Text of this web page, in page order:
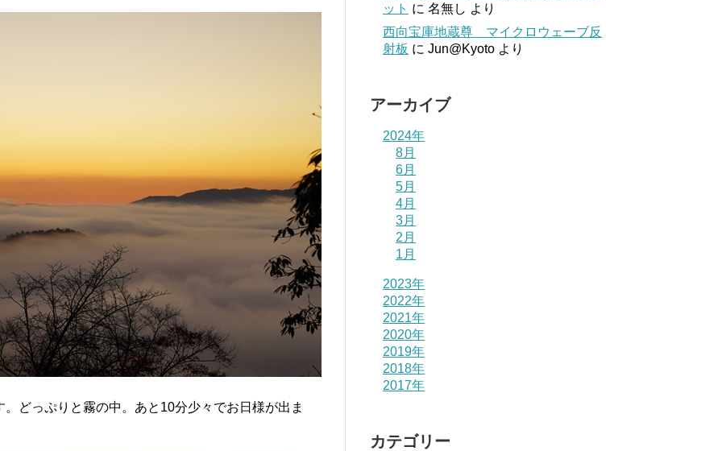
どっぷりと霧の中。あと10分少々でお日様が出ま
ット に 名無し より
西向宝庫地蔵尊 マイクロウェーブ反
射板 に Jun@Kyoto より
アーカイブ
2024年
8月
6月
5月
4月
3月
2月
1月
2023年
2022年
2021年
2020年
2019年
2018年
2017年
カテゴリー